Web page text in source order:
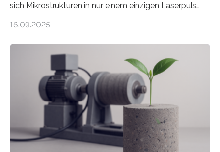
sich Mikrostrukturen in nur einem einzigen Laserpuls
zeitaufwändiges Abscannen der Fläche. Am Fraunhofer
RWTH Aachen den Strahl eines Ultrakurzpulslasers
mithilfe eines Spatial Light Modulators (SLM) exakt in
das gewünschte Muster und bringen es direkt auf die
Werkstückoberfläche. Das beschleunigt die
Bearbeitung deutlich und eröffnet neue Möglichkeiten
für Branchen wie die stahl- und metallverarbeitende
Industrie oder die Glasverarbeitung. Erste Tests…
16.09.2025